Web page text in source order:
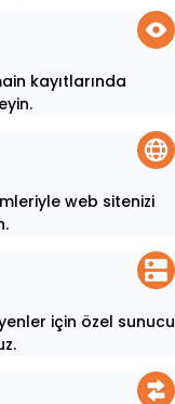
kayıtlarında
web sitenizi
için özel sunucu